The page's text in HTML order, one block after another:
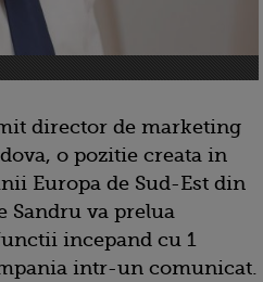
director de marketing
o pozitie creata in
Europa de Sud-Est din
Sandru va prelua
incepand cu 1
intr-un comunicat.